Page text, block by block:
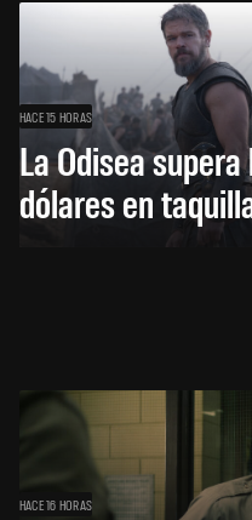
HACE 15 HORAS
La Odisea
dólares en
HACE 16 HORAS